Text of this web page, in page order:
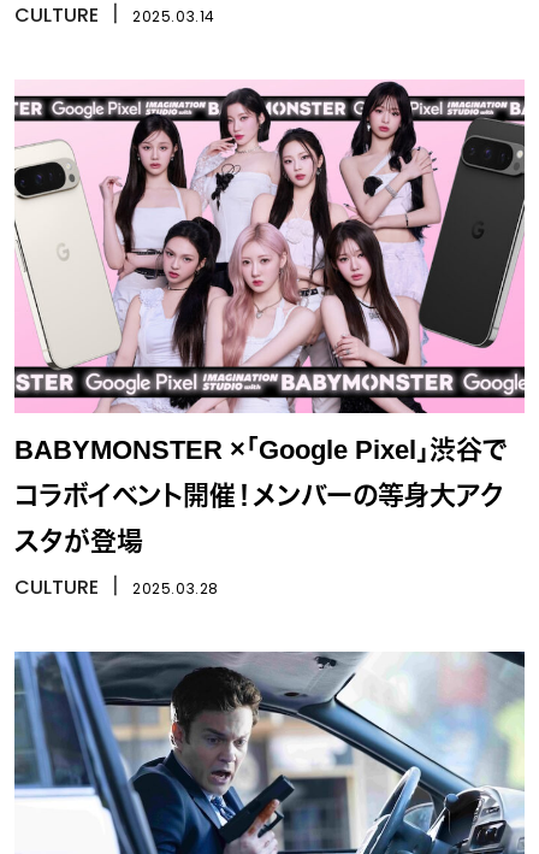
CULTURE 2025.03.14
BABYMONSTER ×「Google Pixel」渋谷で
コラボイベント開催！メンバーの等身大アク
スタが登場
CULTURE 2025.03.28